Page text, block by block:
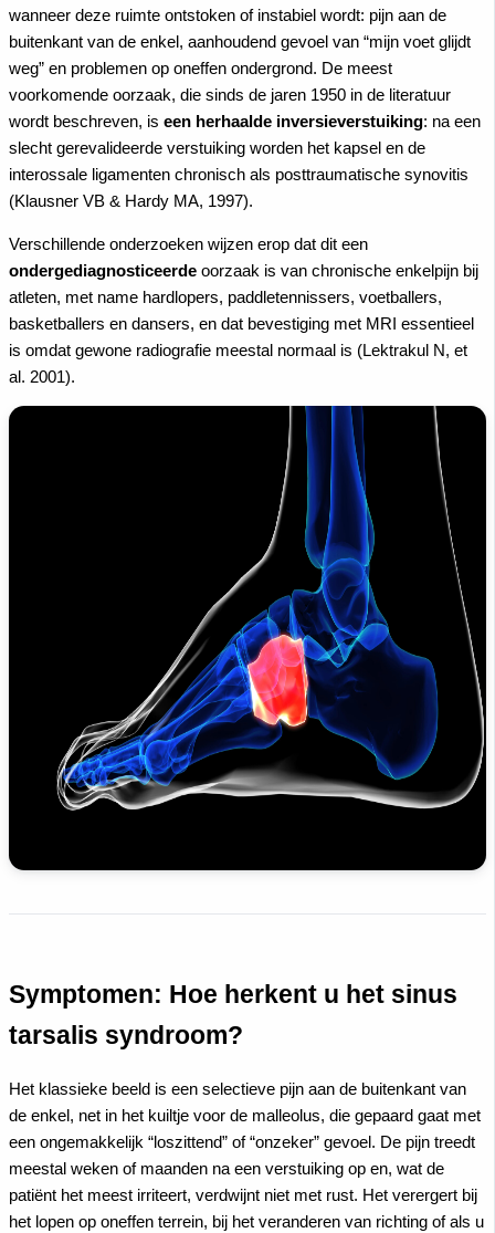
wanneer deze ruimte ontstoken of instabiel wordt: pijn aan de
buitenkant van de enkel, aanhoudend gevoel van “mijn voet glijdt
weg” en problemen op oneffen ondergrond. De meest
voorkomende oorzaak, die sinds de jaren 1950 in de literatuur
wordt beschreven, is een herhaalde inversieverstuiking: na een
slecht gerevalideerde verstuiking worden het kapsel en de
interossale ligamenten chronisch als posttraumatische synovitis
(Klausner VB & Hardy MA, 1997).
Verschillende onderzoeken wijzen erop dat dit een
ondergediagnosticeerde oorzaak is van chronische enkelpijn bij
atleten, met name hardlopers, paddletennissers, voetballers,
basketballers en dansers, en dat bevestiging met MRI essentieel
is omdat gewone radiografie meestal normaal is (Lektrakul N, et
al. 2001).
Symptomen: Hoe herkent u het sinus
tarsalis syndroom?
Het klassieke beeld is een selectieve pijn aan de buitenkant van
de enkel, net in het kuiltje voor de malleolus, die gepaard gaat met
een ongemakkelijk “loszittend” of “onzeker” gevoel. De pijn treedt
meestal weken of maanden na een verstuiking op en, wat de
patiënt het meest irriteert, verdwijnt niet met rust. Het verergert bij
het lopen op oneffen terrein, bij het veranderen van richting of als u